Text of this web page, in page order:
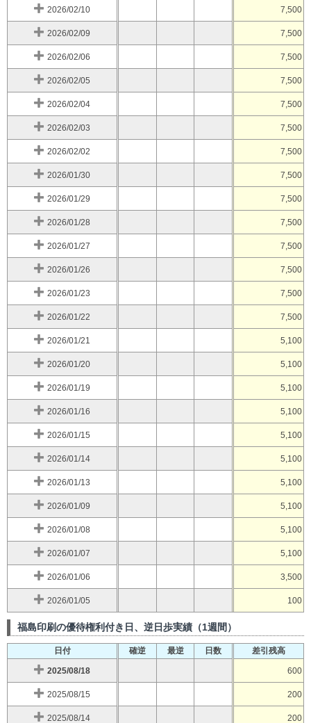
2026/02/10 7,500
2026/02/09 7,500
2026/02/06 7,500
2026/02/05 7,500
2026/02/04 7,500
2026/02/03 7,500
2026/02/02 7,500
2026/01/30 7,500
2026/01/29 7,500
2026/01/28 7,500
2026/01/27 7,500
2026/01/26 7,500
2026/01/23 7,500
2026/01/22 7,500
2026/01/21 5,100
2026/01/20 5,100
2026/01/19 5,100
2026/01/16 5,100
2026/01/15 5,100
2026/01/14 5,100
2026/01/13 5,100
2026/01/09 5,100
2026/01/08 5,100
2026/01/07 5,100
2026/01/06 3,500
2026/01/05 100
福島印刷の優待権利付き日、逆日歩実績（1週間）
日付 確逆 最逆 日数 差引残高
2025/08/18 600
2025/08/15 200
2025/08/14 200